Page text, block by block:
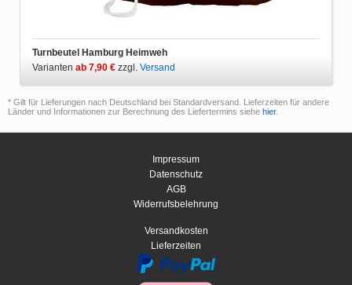
Turnbeutel Hamburg Heimweh
Varianten ab 7,90 € zzgl. Versand
* Gilt für Lieferungen nach Deutschland bei Standardversand. Lieferzeiten für andere
Länder und Informationen zur Berechnung des Liefertermins siehe hier.
Impressum
Datenschutz
AGB
Widerrufsbelehrung
Versandkosten
Lieferzeiten